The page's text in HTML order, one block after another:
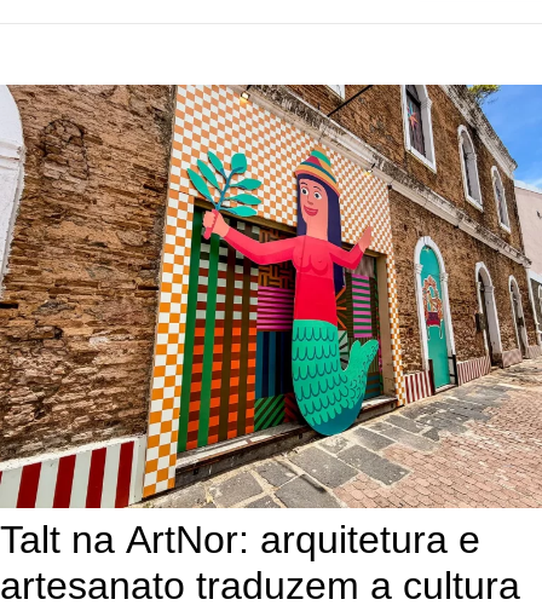
Talt na ArtNor: arquitetura e
artesanato traduzem a cultura